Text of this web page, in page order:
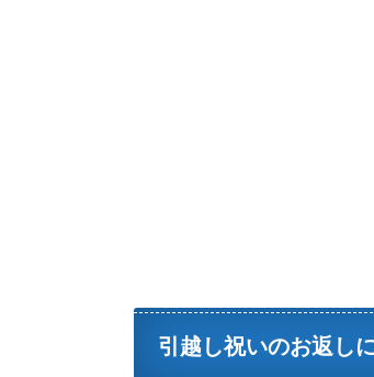
引越し祝いのお返し